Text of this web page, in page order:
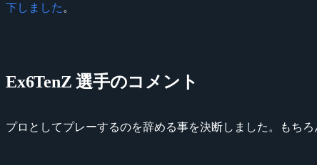
下しました 。
Ex6TenZ 選手のコメント
プロとしてプレーするのを辞める事を決断しました。もち